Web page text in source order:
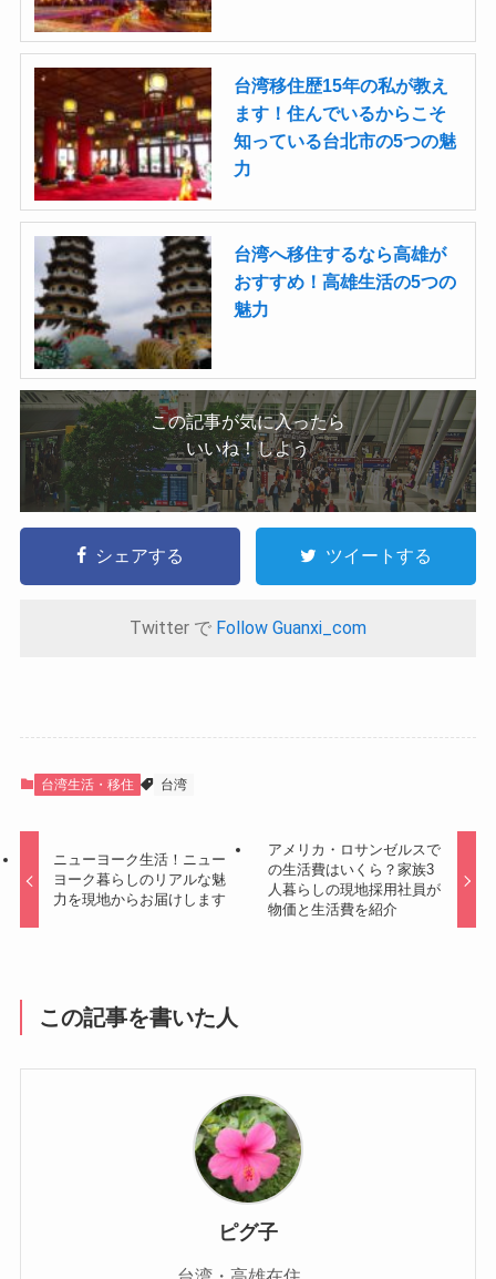
台湾移住歴15年の私が教え
ます！住んでいるからこそ
知っている台北市の5つの魅
力
台湾へ移住するなら高雄が
おすすめ！高雄生活の5つの
魅力
この記事が気に入ったら
いいね！しよう
シェアする ツイートする
Twitter で Follow Guanxi_com
台湾生活・移住 台湾
ニューヨーク生活！ニュー
ヨーク暮らしのリアルな魅
力を現地からお届けします
アメリカ・ロサンゼルスで
の生活費はいくら？家族3
人暮らしの現地採用社員が
物価と生活費を紹介
この記事を書いた人
ピグ子